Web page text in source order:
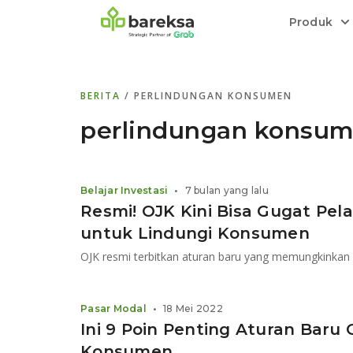
Produk
Transaksi cepat,all in onedi halaman
Bebas pilih partner penyimpanan, harga
relatif stabil.
Menyediakan layanan manajemen
Informasi terkini dan tepercaya terkait
Kenali rekam jejak dan
BERITA / PERLINDUNGAN KONSUMEN
perlindungan
Resmi! OJK Kini Bisa Gugat
untuk Lindungi Konsumen
Belajar Investasi • 7 bulan yang lalu
Ini 9 Poin Penting Aturan Baru OJK Soal Perlindungan
Pasar Modal • 18 Mei 2022